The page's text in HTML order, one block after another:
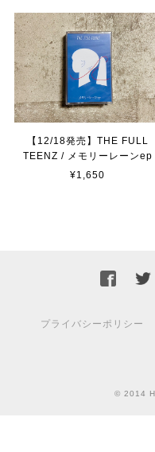
【12/18発売】THE FULL
TEENZ / メモリーレーンep
¥1,650
プライバシーポリシー
© 2014